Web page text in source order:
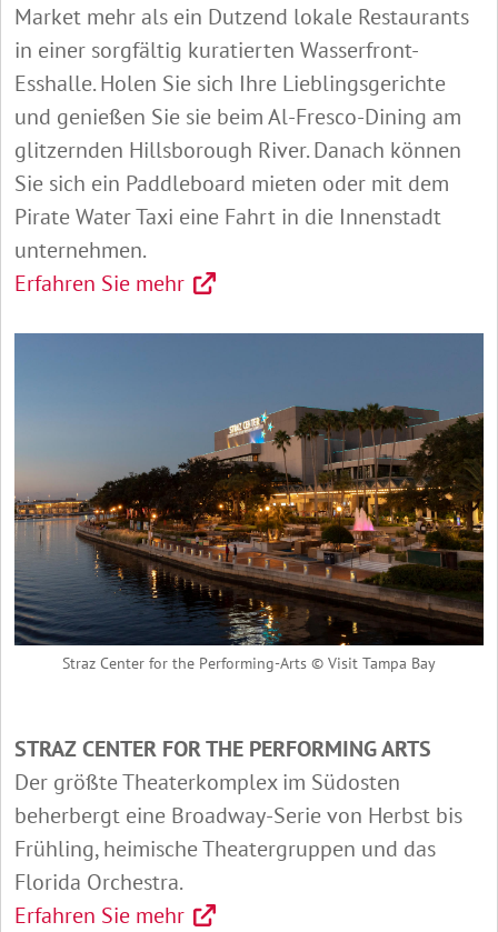
Market mehr als ein Dutzend lokale Restaurants
in einer sorgfältig kuratierten Wasserfront-
Esshalle. Holen Sie sich Ihre Lieblingsgerichte
und genießen Sie sie beim Al-Fresco-Dining am
glitzernden Hillsborough River. Danach können
Sie sich ein Paddleboard mieten oder mit dem
Pirate Water Taxi eine Fahrt in die Innenstadt
unternehmen.
Erfahren Sie mehr
Straz Center for the Performing-Arts © Visit Tampa Bay
STRAZ CENTER FOR THE PERFORMING ARTS
Der größte Theaterkomplex im Südosten
beherbergt eine Broadway-Serie von Herbst bis
Frühling, heimische Theatergruppen und das
Florida Orchestra.
Erfahren Sie mehr